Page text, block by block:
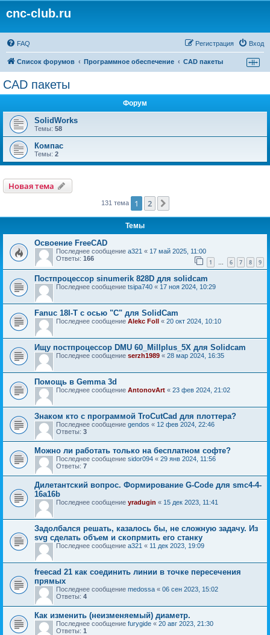
cnc-club.ru
FAQ Вход
Регистрация
Список форумов Программное обеспечение CAD пакеты
CAD пакеты
Форум
SolidWorks
Темы: 58
Компас
Темы: 2
Новая тема
131 тема 1 2
Темы
Освоение FreeCAD
Последнее сообщение a321 « 17 май 2025, 11:00
Ответы: 166 1 … 6 7 8 9
Постпроцессор sinumerik 828D для solidcam
Последнее сообщение tsipa740 « 17 ноя 2024, 10:29
Fanuc 18I-Т с осью "С" для SolidCam
Последнее сообщение Alekc Foll « 20 окт 2024, 10:10
Ищу постпроцессор DMU 60_Millplus_5X для Solidcam
Последнее сообщение serzh1989 « 28 мар 2024, 16:35
Помощь в Gemma 3d
Последнее сообщение AntonovArt « 23 фев 2024, 21:02
Знаком кто с программой TroCutCad для плоттера?
Последнее сообщение gendos « 12 фев 2024, 22:46
Ответы: 3
Можно ли работать только на бесплатном софте?
Последнее сообщение sidor094 « 29 янв 2024, 11:56
Ответы: 7
Дилетантский вопрос. Формирование G-Code для smc4-4-
16a16b
Последнее сообщение yradugin « 15 дек 2023, 11:41
Задолбался решать, казалось бы, не сложную задачу. Из
svg сделать объем и скопрмить его станку
Последнее сообщение a321 « 11 дек 2023, 19:09
freecad 21 как соединить линии в точке пересечения
прямых
Последнее сообщение medossa « 06 сен 2023, 15:02
Ответы: 4
Как изменить (неизменяемый) диаметр.
Последнее сообщение furygide « 20 авг 2023, 21:30
Ответы: 1